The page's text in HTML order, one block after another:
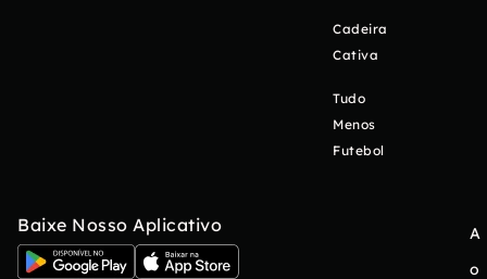
Cadeira
Cativa
Tudo
Menos
Futebol
Baixe Nosso Aplicativo
A
o